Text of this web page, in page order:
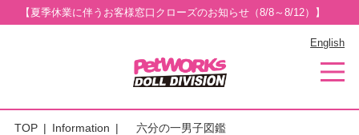
【夏季休業に伴うお客様窓口クローズのお知らせ（8/8～8/12）】
English
TOP Information 六分の一男子図鑑